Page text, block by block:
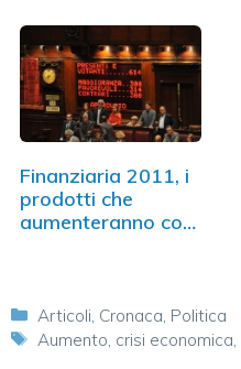
Finanziaria 2011, i
prodotti che
aumenteranno con
Categorie
Articoli Cronaca Politica
Tag
Aumento crisi economica